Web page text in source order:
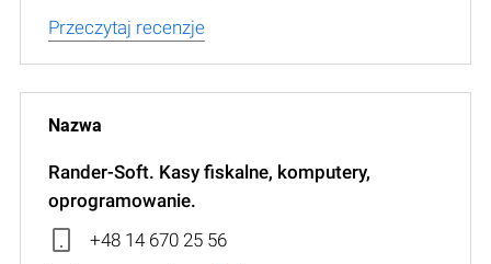
Przeczytaj recenzje
Rander-Soft. Kasy fiskalne, komputery,
oprogramowanie.
+48 14 670 25 56